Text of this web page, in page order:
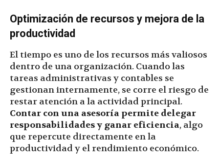
Optimización de recursos y mejora de la
productividad
El tiempo es uno de los recursos más valiosos
dentro de una organización. Cuando las
tareas administrativas y contables se
gestionan internamente, se corre el riesgo de
restar atención a la actividad principal.
Contar con una asesoría permite delegar
responsabilidades y ganar eficiencia, algo
que repercute directamente en la
productividad y el rendimiento económico.